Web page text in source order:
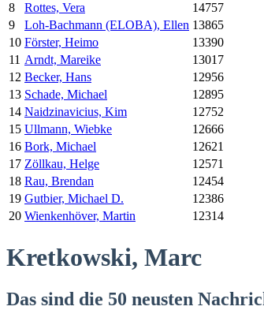
8
Rottes, Vera
14757
9
Loh-Bachmann (ELOBA), Ellen 13865
10 Förster, Heimo
13390
11 Arndt, Mareike
13017
12 Becker, Hans
12956
13 Schade, Michael
12895
14 Naidzinavicius, Kim
12752
15 Ullmann, Wiebke
12666
16 Bork, Michael
12621
17 Zöllkau, Helge
12571
18 Rau, Brendan
12454
19 Gutbier, Michael D.
12386
20 Wienkenhöver, Martin 12314
Kretkowski, Marc
Das sind die 50 neusten